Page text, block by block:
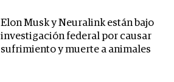
Elon Musk y Neuralink están bajo
investigación federal por causar
sufrimiento y muerte a animales